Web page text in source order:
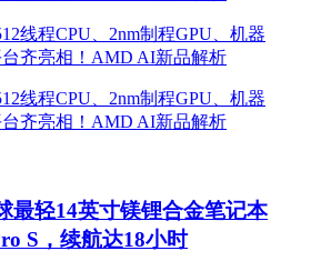
最轻14英寸镁锂合金笔记本
S，续航达18小时